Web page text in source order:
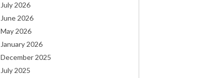
July 2026
June 2026
May 2026
January 2026
December 2025
July 2025